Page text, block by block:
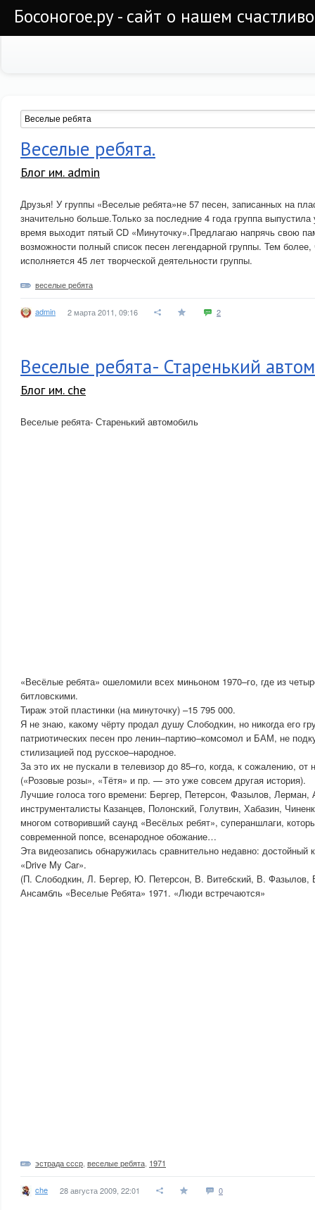
Босоногое.ру - сайт о нашем
Веселые ребята.
Блог им. admin
Друзья! У группы «Веселые ребята»не 57 песен, записанных на
значительно больше.Только за последние 4 года группа
время выходит пятый CD «Минуточку».Предлагаю напрячь свою
возможности полный список песен легендарной группы. Тем более,
исполняется 45 лет творческой деятельности группы.
веселые ребята
admin 2 марта 2011, 09:16 2
Веселые ребята- Старенький
Блог им. che
Веселые ребята- Старенький автомобиль
«Весёлые ребята» ошеломили всех миньоном 1970–го, где из
битловскими.
Тираж этой пластинки (на минуточку) –15 795 000.
Я не знаю, какому чёрту продал душу Слободкин, но никогда его
патриотических песен про ленин–партию–комсомол и БАМ, не
стилизацией под русское–народное.
За это их не пускали в телевизор до 85–го, когда, к сожалению, от
(«Розовые розы», «Тётя» и пр. — это уже совсем другая история).
Лучшие голоса того времени: Бергер, Петерсон, Фазылов,
инструменталисты Казанцев, Полонский, Голутвин, Хабазин,
многом сотворивший саунд «Весёлых ребят», супераншлаги,
современной попсе, всенародное обожание…
Эта видеозапись обнаружилась сравнительно недавно: достойный
«Drive My Car».
(П. Слободкин, Л. Бергер, Ю. Петерсон, В. Витебский, В. Фазылов,
Ансамбль «Веселые Ребята» 1971. «Люди встречаются»
эстрада ссср веселые ребята 1971
che 28 августа 2009, 22:01 0